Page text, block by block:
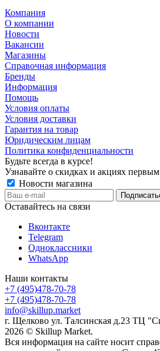
Компания
О компании
Новости
Вакансии
Магазины
Справочная информация
Бренды
Информация
Помощь
Условия оплаты
Условия доставки
Гарантия на товар
Юридическим лицам
Политика конфиденциальности
Будьте всегда в курсе!
Узнавайте о скидках и акциях первым
Новости магазина
Оставайтесь на связи
Вконтакте
Telegram
Одноклассники
WhatsApp
Наши контакты
+7 (495)478-70-78
+7 (495)478-70-78
info@skillup.market
г. Щелково ул. Талсинская д.23 ТЦ
2026 © Skillup Market.
Вся информация на сайте носит